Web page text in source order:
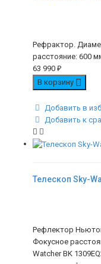
Рефрактор.
расстояние: 600
63 990 ₽
В корзину
Добавить в
Добавить к
Телескоп Sky-
Рефлектор
Фокусное
Watcher BK